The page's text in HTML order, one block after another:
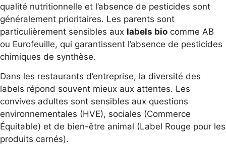
qualité nutritionnelle et l’absence de pesticides sont
généralement prioritaires. Les parents sont
particulièrement sensibles aux labels bio comme AB
ou Eurofeuille, qui garantissent l’absence de pesticides
chimiques de synthèse.
Dans les restaurants d’entreprise, la diversité des
labels répond souvent mieux aux attentes. Les
convives adultes sont sensibles aux questions
environnementales (HVE), sociales (Commerce
Équitable) et de bien-être animal (Label Rouge pour les
produits carnés).